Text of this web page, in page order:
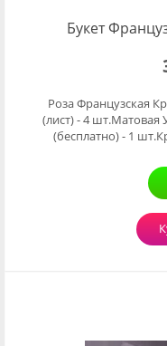
Букет
Роза Французская
(лист) - 4 шт.Матовая
(бесплатно) - 1